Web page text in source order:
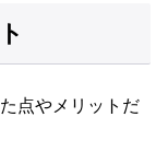
点やメリットだ